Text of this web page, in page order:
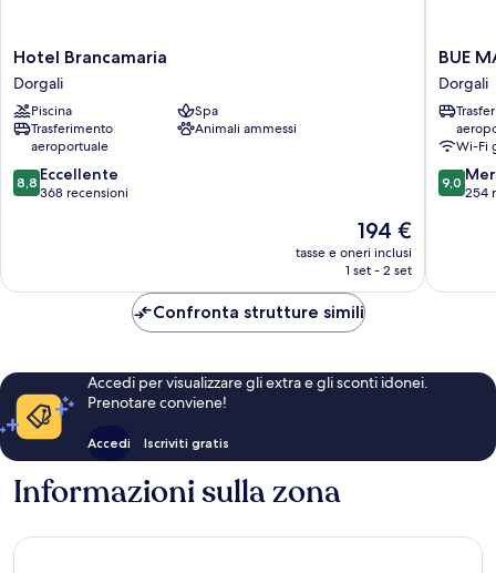
Hotel
Brancamaria
Dorgali
Hotel Brancamaria
Dorgali
Piscina
Spa
Trasferimento
aeroportuale
Animali ammessi
8.8
su
8,8 Eccellente
368 recensioni
Il
prezzo
attuale
194 €
194 €
tasse e oneri inclusi
1 set - 2 set
BUE
HOTEL
&
BAR
Dorgali
BUE
Dorgali
Wi-Fi
9.0
su
9,0
254
Confronta strutture simili
Accedi per visualizzare gli extra e gli sconti idonei.
Prenotare conviene!
Accedi Iscriviti gratis
Informazioni sulla zona